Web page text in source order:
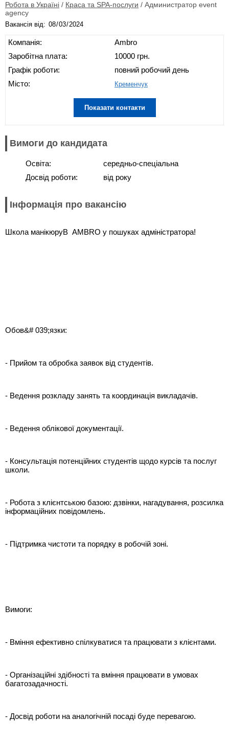
Робота в Україні / Краса та SPA-послуги / Администратор event
agency
Вакансія від:
Компанія:
Заробітна плата:
Графік роботи:
Місто:
Ambro
10000 грн.
повний робочий день
Кременчук
Показати контакти
Вимоги до кандидата
Освіта:
Досвід роботи:
середньо-спеціальна
від року
Інформація про вакансію
Школа манікюруВ AMBRO у пошуках адміністратора!
Обов&# 039;язки:
- Прийом та обробка заявок від студентів.
- Ведення розкладу занять та координація викладачів.
- Ведення облікової документації.
- Консультація потенційних студентів щодо курсів та послуг
школи.
- Робота з клієнтською базою: дзвінки, нагадування, розсилка
інформаційних повідомлень.
- Підтримка чистоти та порядку в робочій зоні.
Вимоги:
- Вміння ефективно спілкуватися та працювати з клієнтами.
- Організаційні здібності та вміння працювати в умовах
багатозадачності.
- Досвід роботи на аналогічній посаді буде перевагою.